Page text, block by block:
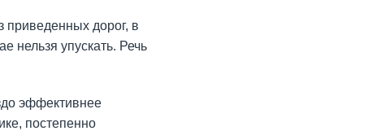
дорог, в
нельзя упускать. Речь
эффективнее
постепенно